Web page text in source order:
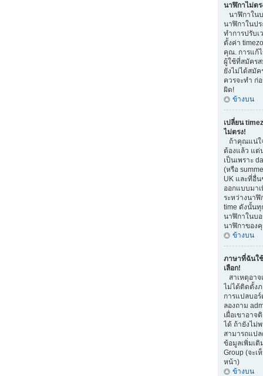
นาฬิกาไม่ตร
นาฬิกาใน
นาฬิกาในป
ทำการปรับเ
ตั้งค่า
คุณ. การแก้
ผู้ใช้ที่สมัคร
ยังไม่ได้สมั
ควรจะทำ ก่
ผิด!
ข้างบน
เปลี่ยน
ไม่ตรง!
ถ้าคุณแน่ใ
ต้องแล้ว แต่
เป็นเพราะ
(หรือ
UK และที่อื่น
ออกแบบมาเ
ระหว่างนา
time ดังนั้นทุ
นาฬิกาในบ
นาฬิกาของ
ข้างบน
ภาษาที่ฉันใ
เลือก!
สาเหตุอาจ
ไม่ได้ติดตั้ง
การแปลบอ
ลองถาม
เผื่อเขาอา
ได้ ถ้ายังไม่
สามารถแป
ข้อมูลเพิ่มเติ
Group (จะเ
หน้า)
ข้างบน